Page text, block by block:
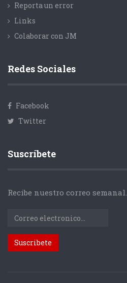
Reporta un error
Links
Colaborar con JM
Redes Sociales
Facebook
Twitter
Suscríbete
Recibe nuestro correo semanal.